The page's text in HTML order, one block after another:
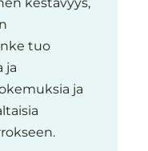
tuo
ja
ja